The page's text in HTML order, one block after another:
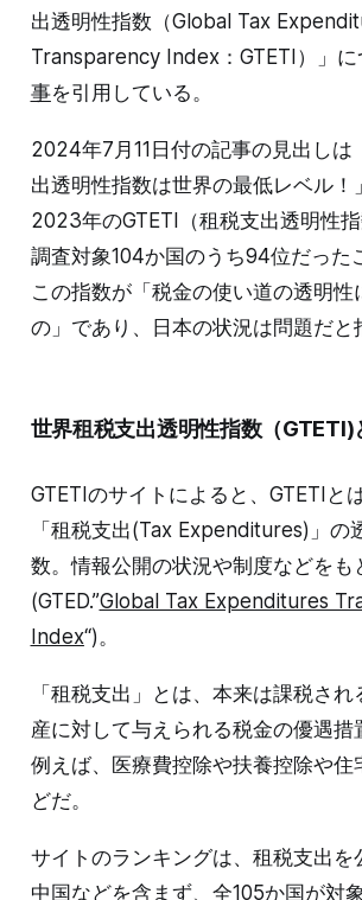
出透明性指数（Global Tax
Transparency Index：GTETI）」に
事を引用している。
2024年7月11日付の記事の見出しは
出透明性指数は世界の最低レベル！
2023年のGTETI（租税支出透明性
調査対象104か国のうち94位だった
この指数が「税金の使い道の透明性
の」であり、日本の状況は問題だと
世界租税支出透明性指数（GTETI)
GTETIのサイトによると、GTETIと
「租税支出(Tax Expenditures)」の
数。情報公開の状況や制度などをも
(GTED.”Global Tax Expenditures
Index“)。
「租税支出」とは、本来は課税さ
産に対して与えられる税金の優遇措
例えば、医療費控除や扶養控除や住
どだ。
サイトのランキングは、租税支出を
中国などを含まず、全105か国が対